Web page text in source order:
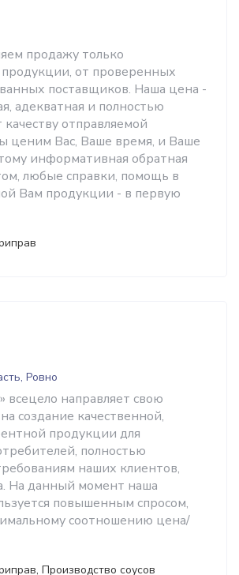
продажу только
продукции, от проверенных
поставщиков. Наша цена -
адекватная и полностью
качеству отправляемой
ценим Вас, Ваше время, и Ваше
информативная обратная
любые справки, помощь в
Вам продукции - в первую
Ровно
всецело направляет свою
создание качественной,
продукции для
полностью
наших клиентов,
На данный момент наша
повышенным спросом,
соотношению цена/
Производство соусов